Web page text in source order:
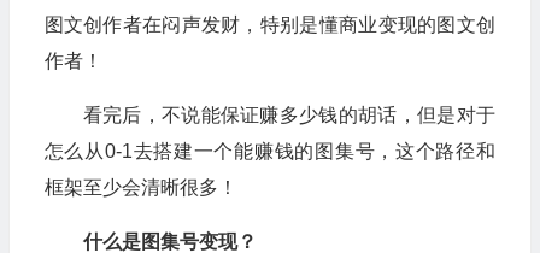
图文创作者在闷声发财，特别是懂商业变现的图文创
作者！
看完后，不说能保证赚多少钱的胡话，但是对于
怎么从0-1去搭建一个能赚钱的图集号，这个路径和
框架至少会清晰很多！
什么是图集号变现？